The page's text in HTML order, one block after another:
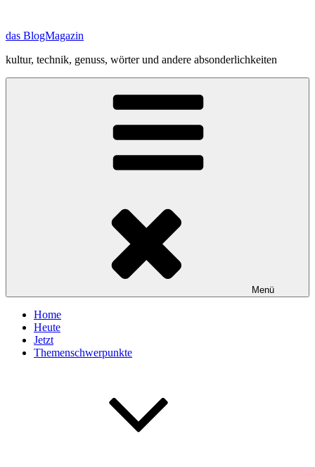
springen
das BlogMagazin
kultur, technik, genuss, wörter und andere absonderlichkeiten
Menü
Home
Heute
Jetzt
Themenschwerpunkte